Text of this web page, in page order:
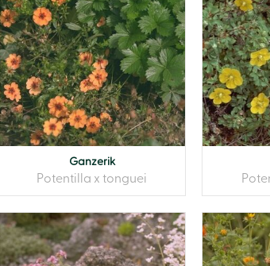
Ganzerik
Potentilla x tonguei